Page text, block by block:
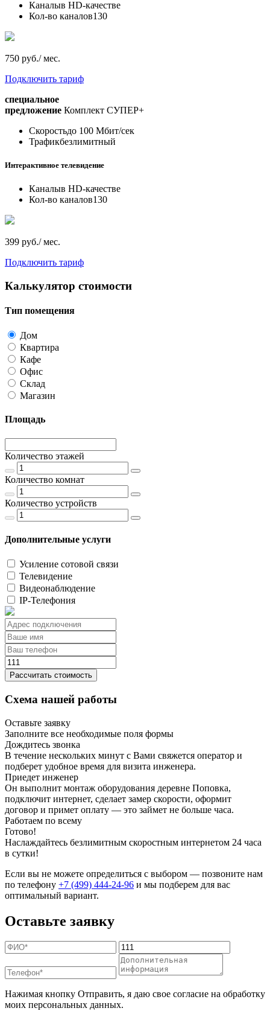
Каналыв HD-качестве
Кол-во каналов130
750 руб./ мес.
Подключить тариф
специальное
предложение Комплект СУПЕР+
Скоростьдо 100 Мбит/сек
Трафикбезлимитный
Интерактивное телевидение
Каналыв HD-качестве
Кол-во каналов130
399 руб./ мес.
Подключить тариф
Калькулятор стоимости
Тип помещения
Дом
Квартира
Кафе
Офис
Склад
Магазин
Площадь
Количество этажей
Количество комнат
Количество устройств
Дополнительные услуги
Усиление сотовой связи
Телевидение
Видеонаблюдение
IP-Телефония
Рассчитать стоимость
Схема нашей работы
Оставьте заявку
Заполните все необходимые поля формы
Дождитесь звонка
В течение нескольких минут с Вами свяжется оператор и
подберет удобное время для визита инженера.
Приедет инженер
Он выполнит монтаж оборудования деревне Поповка,
подключит интернет, сделает замер скорости, оформит
договор и примет оплату — это займет не больше часа.
Работаем по всему
Готово!
Наслаждайтесь безлимитным скоростным интернетом 24 часа
в сутки!
Если вы не можете определиться с выбором — позвоните нам
по телефону +7 (499) 444-24-96 и мы подберем для вас
оптимальный вариант.
Оставьте заявку
Нажимая кнопку Отправить, я даю свое согласие на обработку
моих персональных данных.